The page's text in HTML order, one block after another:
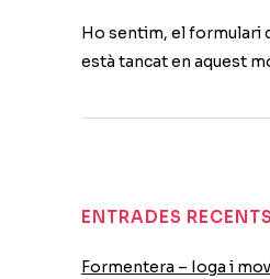
Ho sentim, el formulari
està tancat en aquest
ENTRADES RECENTS
Formentera – Ioga i